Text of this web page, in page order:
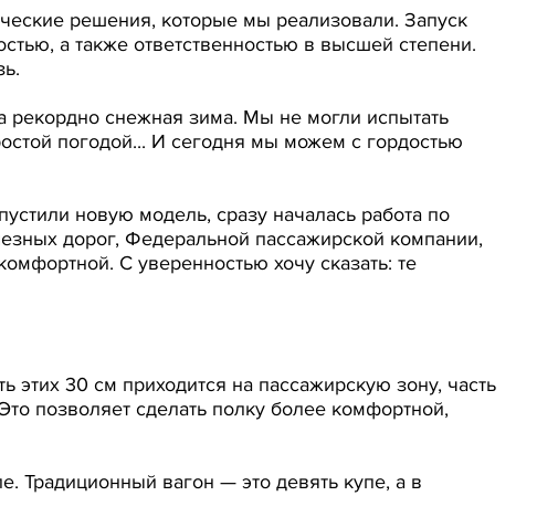
решения, которые мы реализовали. Запуск
а также ответственностью в высшей степени.
рекордно снежная зима. Мы не могли испытать
погодой... И сегодня мы можем с гордостью
новую модель, сразу началась работа по
дорог, Федеральной пассажирской компании,
С уверенностью хочу сказать: те
30 см приходится на пассажирскую зону, часть
позволяет сделать полку более комфортной,
Традиционный вагон — это девять купе, а в